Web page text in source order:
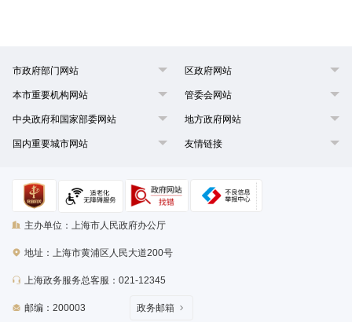
市政府部门网站 区政府网站
本市重要机构网站 管委会网站
中央政府和国家部委网站 地方政府网站
国内重要城市网站 友情链接
主办单位：上海市人民政府办公厅
地址：上海市黄浦区人民大道200号
上海政务服务总客服：021-12345
邮编：200003 政务邮箱